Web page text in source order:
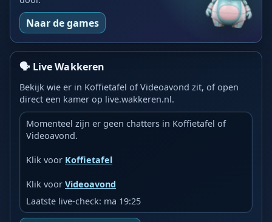
Naar de games
🗣️ Live Wakkeren
Bekijk wie er in Koffietafel of Videoavond zit, of open
direct een kamer op live.wakkeren.nl.
Momenteel zijn er geen chatters in Koffietafel of
Videoavond.
Klik voor Koffietafel
Klik voorVideoavond
Laatste live-check: ma 19:25